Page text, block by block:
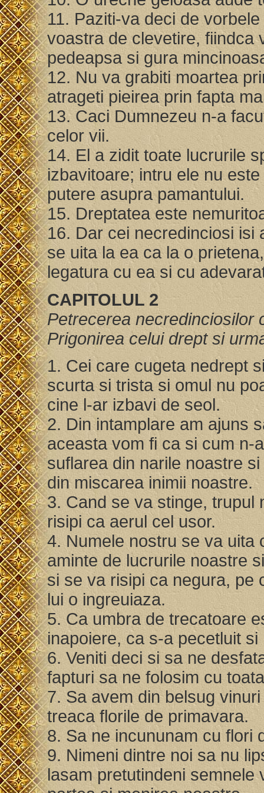
11. Paziti-va deci de
voastra de clevetire, fiindca
pedeapsa si gura
12. Nu va grabiti moartea
atrageti pieirea prin fapta
13. Caci Dumnezeu n-a
celor vii.
14. El a zidit toate lucrurile
izbavitoare; intru ele nu
putere asupra pamantului.
15. Dreptatea este
16. Dar cei necredinciosi isi
se uita la ea ca la o
legatura cu ea si cu
CAPITOLUL 2
Petrecerea necredinciosilor
Prigonirea celui drept si
1. Cei care cugeta nedrept
scurta si trista si omul nu
cine l-ar izbavi de seol.
2. Din intamplare am ajuns
aceasta vom fi ca si cum n-
suflarea din narile noastre
din miscarea inimii noastre.
3. Cand se va stinge, trupul
risipi ca aerul cel usor.
4. Numele nostru se va uita
aminte de lucrurile noastre
si se va risipi ca negura, pe
lui o ingreuiaza.
5. Ca umbra de trecatoare
inapoiere, ca s-a pecetluit
6. Veniti deci si sa ne
fapturi sa ne folosim cu
7. Sa avem din belsug
treaca florile de primavara.
8. Sa ne incununam cu flori
9. Nimeni dintre noi sa nu
lasam pretutindeni semnele